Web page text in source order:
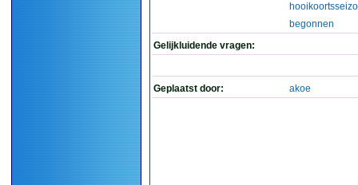
begonnen
Gelijkluidende vragen:
Geplaatst door: akoe